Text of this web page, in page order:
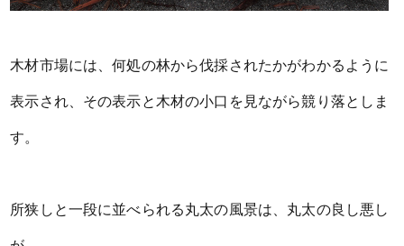
木材市場には、何処の林から伐採されたかがわかるように
表示され、その表示と木材の小口を見ながら競り落としま
す。
所狭しと一段に並べられる丸太の風景は、丸太の良し悪し